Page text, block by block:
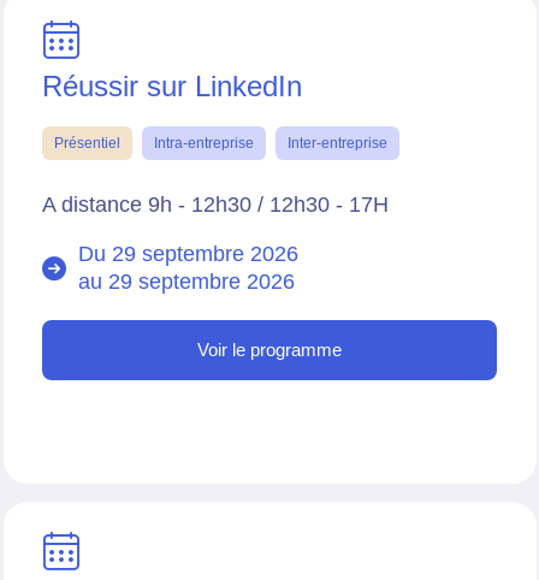
Réussir sur LinkedIn
Présentiel Intra-entreprise Inter-entreprise
A distance 9h - 12h30 / 12h30 - 17H
Du 29 septembre 2026
au 29 septembre 2026
Voir le programme